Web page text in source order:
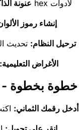
عنونة
إنشاء رموز
ترحيل النظام: تحديث
الأغراض التعليمية:
كيفية تحويل الثماني إلى HEX - خطوة بخطوة
أدخل رقمك الثماني: